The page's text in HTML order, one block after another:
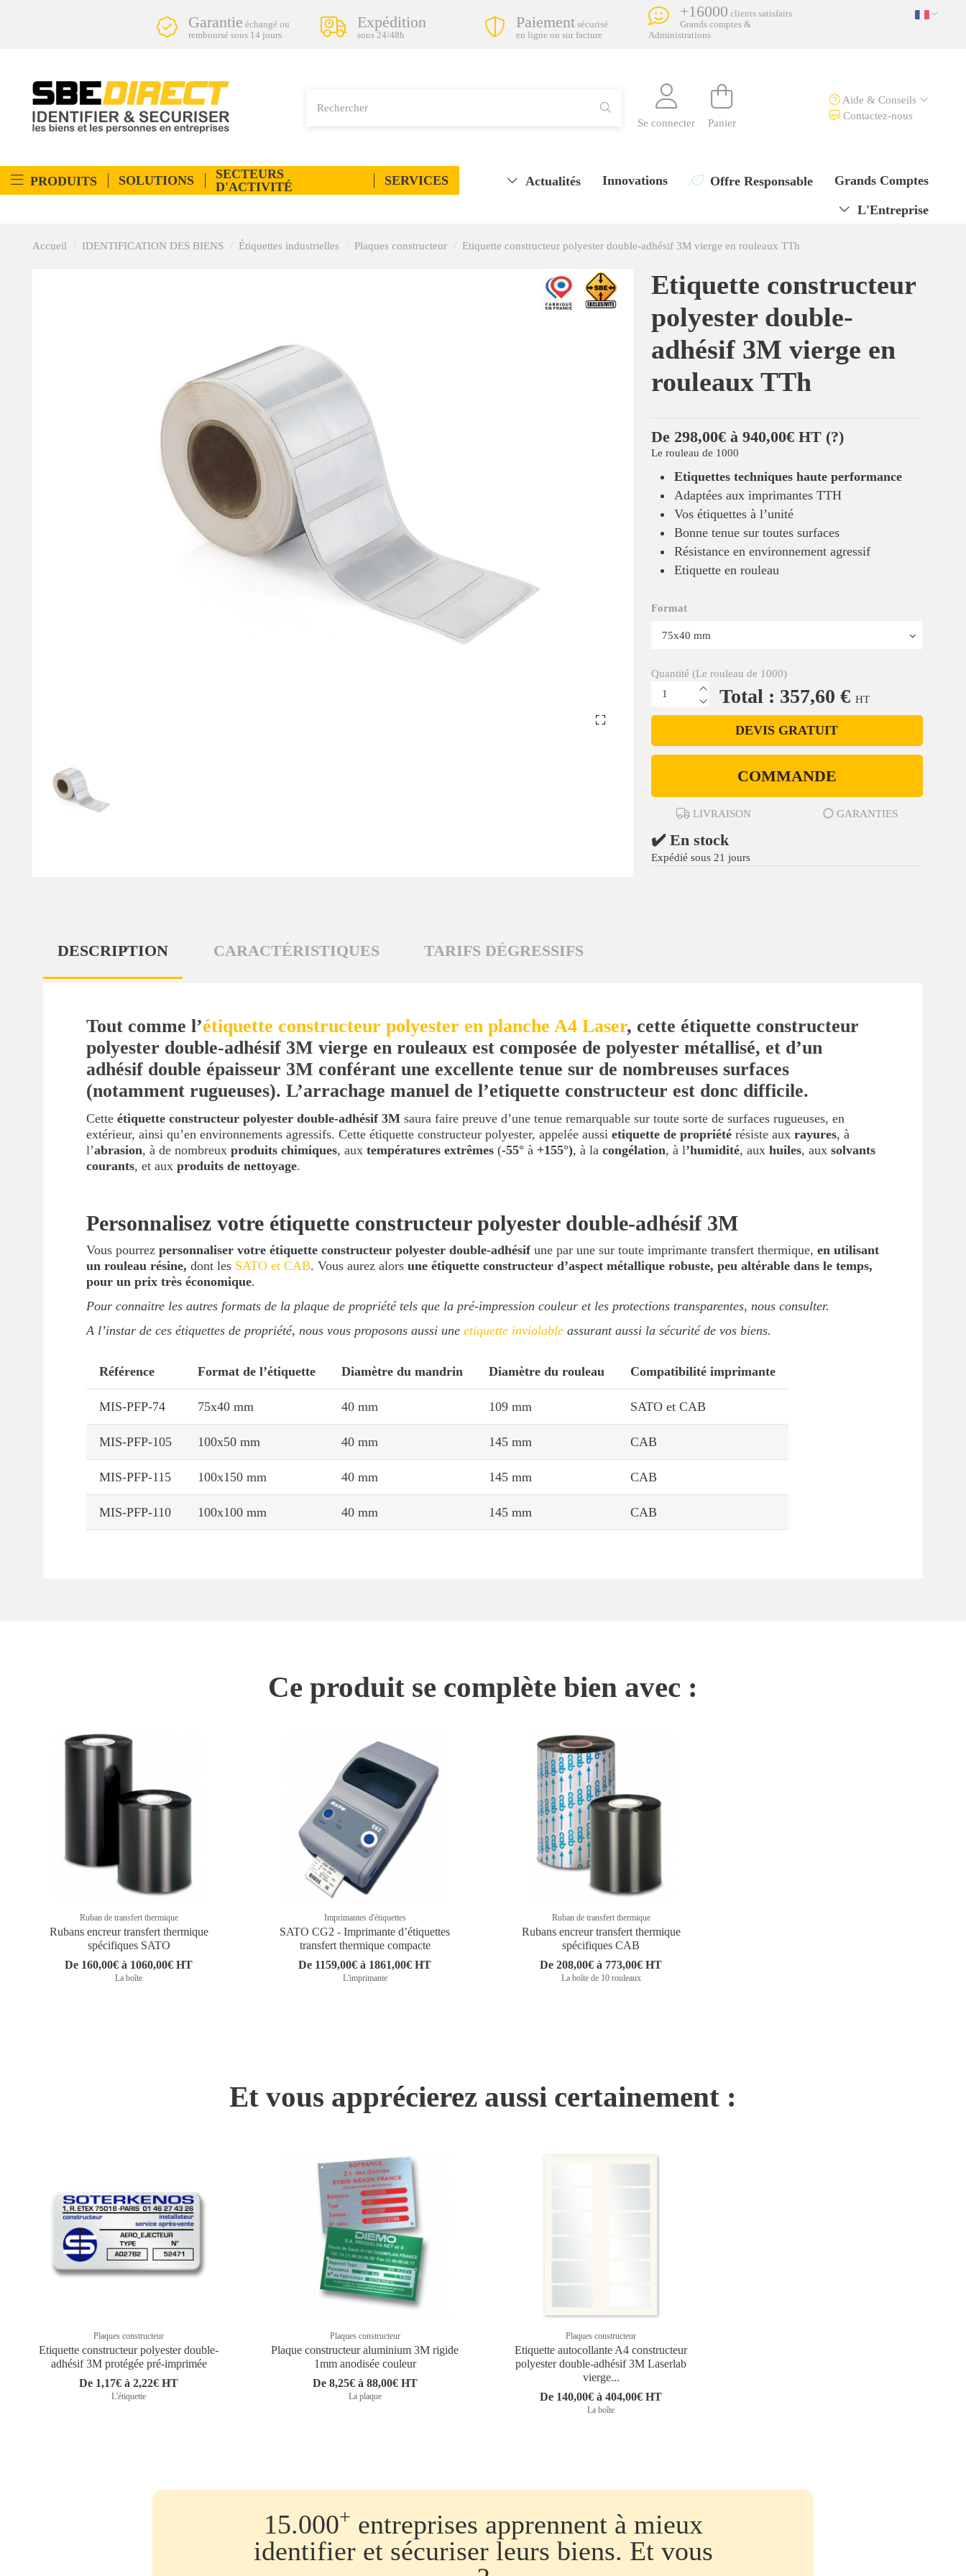
Garantie échangé ou
remboursé sous 14 jours
Expédition
sous 24/48h
Paiement sécurisé
en ligne ou sur facture
+16000 clients satisfaits
Grands comptes &
Administrations
Se connecter Panier
Aide & Conseils
Contactez-nous
PRODUITS SOLUTIONS
SECTEURS
D'ACTIVITÉ
SERVICES Grands Comptes
Offre Responsable
Innovations
Actualités
L'Entreprise
Accueil IDENTIFICATION DES BIENS Étiquettes industrielles Plaques constructeur Etiquette constructeur polyester double-adhésif 3M vierge en rouleaux TTh
Etiquette constructeur
polyester double-
adhésif 3M vierge en
rouleaux TTh
De 298,00€ à 940,00€ HT (?)
Le rouleau de 1000
Etiquettes techniques haute performance
Adaptées aux imprimantes TTH
Vos étiquettes à l’unité
Bonne tenue sur toutes surfaces
Résistance en environnement agressif
Etiquette en rouleau
Format
Quantité (Le rouleau de 1000)
Total : 357,60 € HT
DEVIS GRATUIT
COMMANDE
LIVRAISON GARANTIES
✔️ En stock
Expédié sous 21 jours
DESCRIPTION CARACTÉRISTIQUES TARIFS DÉGRESSIFS
Tout comme l’étiquette constructeur polyester en planche A4 Laser, cette étiquette constructeur
polyester double-adhésif 3M vierge en rouleaux est composée de polyester métallisé, et d’un
adhésif double épaisseur 3M conférant une excellente tenue sur de nombreuses surfaces
(notamment rugueuses). L’arrachage manuel de l’etiquette constructeur est donc difficile.
Cette étiquette constructeur polyester double-adhésif 3M saura faire preuve d’une tenue remarquable sur toute sorte de surfaces rugueuses, en
extérieur, ainsi qu’en environnements agressifs. Cette étiquette constructeur polyester, appelée aussi etiquette de propriété résiste aux rayures, à
l’abrasion, à de nombreux produits chimiques, aux températures extrêmes (-55° à +155°), à la congélation, à l’humidité, aux huiles, aux solvants
courants, et aux produits de nettoyage.
Personnalisez votre étiquette constructeur polyester double-adhésif 3M
Vous pourrez personnaliser votre étiquette constructeur polyester double-adhésif une par une sur toute imprimante transfert thermique, en utilisant
un rouleau résine, dont les SATO et CAB. Vous aurez alors une étiquette constructeur d’aspect métallique robuste, peu altérable dans le temps,
pour un prix très économique.
Pour connaitre les autres formats de la plaque de propriété tels que la pré-impression couleur et les protections transparentes, nous consulter.
A l’instar de ces étiquettes de propriété, nous vous proposons aussi une etiquette inviolable assurant aussi la sécurité de vos biens.
Référence Format de l’étiquette Diamètre du mandrin Diamètre du rouleau Compatibilité imprimante
MIS-PFP-74 75x40 mm 40 mm 109 mm SATO et CAB
MIS-PFP-105 100x50 mm 40 mm 145 mm CAB
MIS-PFP-115 100x150 mm 40 mm 145 mm CAB
MIS-PFP-110 100x100 mm 40 mm 145 mm CAB
Ce produit se complète bien avec :
Ruban de transfert thermique
Rubans encreur transfert thermique
spécifiques SATO
De 160,00€ à 1060,00€ HT
La boîte
Imprimantes d'étiquettes
SATO CG2 - Imprimante dʼétiquettes
transfert thermique compacte
De 1159,00€ à 1861,00€ HT
L'imprimante
Ruban de transfert thermique
Rubans encreur transfert thermique
spécifiques CAB
De 208,00€ à 773,00€ HT
La boîte de 10 rouleaux
Et vous apprécierez aussi certainement :
Plaques constructeur
Etiquette constructeur polyester double-
adhésif 3M protégée pré-imprimée
De 1,17€ à 2,22€ HT
L'étiquette
Plaques constructeur
Plaque constructeur aluminium 3M rigide
1mm anodisée couleur
De 8,25€ à 88,00€ HT
La plaque
Plaques constructeur
Etiquette autocollante A4 constructeur
polyester double-adhésif 3M Laserlab
vierge...
De 140,00€ à 404,00€ HT
La boîte
15.000+ entreprises apprennent à mieux
identifier et sécuriser leurs biens. Et vous